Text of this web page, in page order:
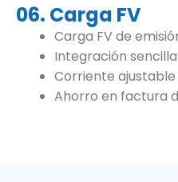
06. Carga FV
Carga FV de
Integración
Corriente
Ahorro en factura